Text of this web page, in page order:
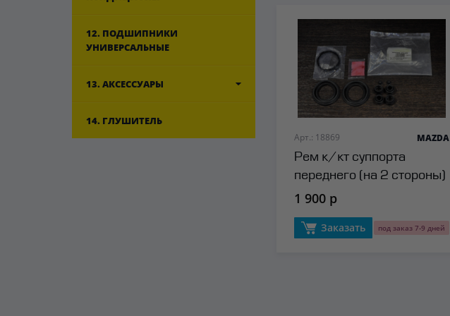
12. ПОДШИПНИКИ
УНИВЕРСАЛЬНЫЕ
13. АКСЕССУАРЫ
14. ГЛУШИТЕЛЬ
Арт.: 18869
Рем к/кт суппорта
переднего (на 2 стороны)
Mazda
MAZDA
1 900 р
Заказать под заказ 7-9 дней